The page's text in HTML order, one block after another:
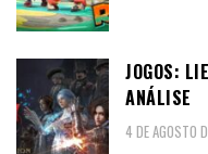
JOGOS:
ANÁLISE
4 DE AGOSTO